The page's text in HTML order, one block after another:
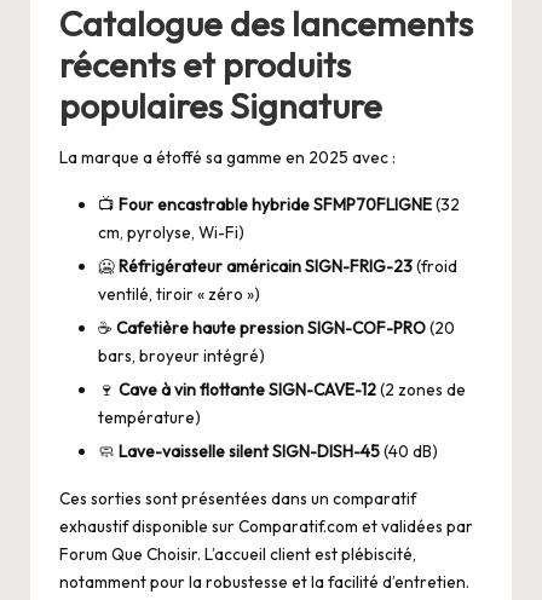
Catalogue des lancements
récents et produits
populaires Signature
La marque a étoffé sa gamme en 2025 avec :
📺 Four encastrable hybride SFMP70FLIGNE(32
cm, pyrolyse, Wi-Fi)
🥶Réfrigérateur américain SIGN-FRIG-23(froid
ventilé, tiroir « zéro »)
☕ Cafetière haute pression SIGN-COF-PRO(20
bars, broyeur intégré)
🍷 Cave à vin flottante SIGN-CAVE-12(2 zones de
température)
🧼 Lave-vaisselle silent SIGN-DISH-45(40 dB)
Ces sorties sont présentées dans un comparatif
exhaustif disponible surComparatif.com et validées par
Forum Que Choisir. L’accueil client est plébiscité,
notamment pour la robustesse et la facilité d’entretien.